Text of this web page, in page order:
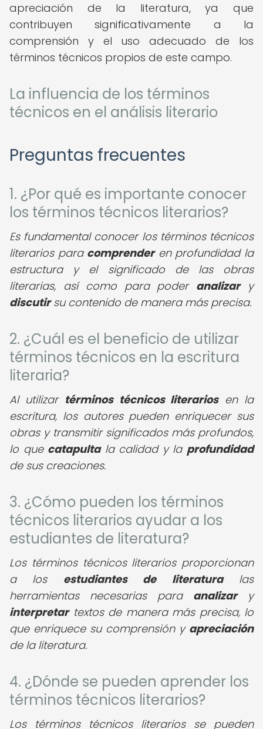
apreciación de la literatura, ya que
contribuyen significativamente a la
comprensión y el uso adecuado de los
términos técnicos propios de este campo.
La influencia de los términos
técnicos en el análisis literario
Preguntas frecuentes
1. ¿Por qué es importante conocer
los términos técnicos literarios?
Es fundamental conocer los términos técnicos
literarios para comprenderen profundidad la
estructura y el significado de las obras
literarias, así como para poder analizary
discutirsu contenido de manera más precisa.
2. ¿Cuál es el beneficio de utilizar
términos técnicos en la escritura
literaria?
Al utilizar términos técnicos literariosen la
escritura, los autores pueden enriquecer sus
obras y transmitir significados más profundos,
lo que catapultala calidad y la profundidad
de sus creaciones.
3. ¿Cómo pueden los términos
técnicos literarios ayudar a los
estudiantes de literatura?
Los términos técnicos literarios proporcionan
a los estudiantes de literaturalas
herramientas necesarias para analizary
interpretartextos de manera más precisa, lo
que enriquece su comprensión y apreciación
de la literatura.
4. ¿Dónde se pueden aprender los
términos técnicos literarios?
Los términos técnicos literarios se pueden